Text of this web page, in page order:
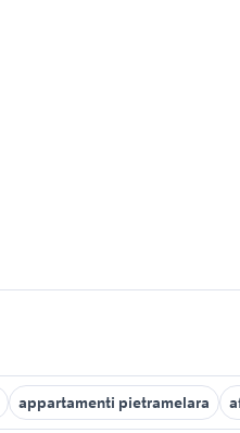
appartamenti pietramelara